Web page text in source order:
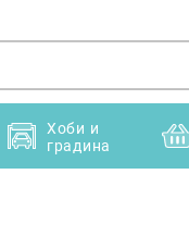
Хоби и
градина